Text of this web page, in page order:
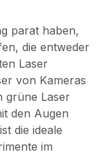
Leistung:
Laserklasse: 1
B -
antireflex
parat haben,
die entweder
Laser
von Kameras
grüne Laser
den Augen
die ideale
im